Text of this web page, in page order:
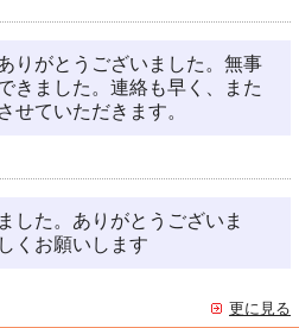
りがとうございました。無事
きました。連絡も早く、また
せていただきます。
した。ありがとうございま
くお願いします
更に見る